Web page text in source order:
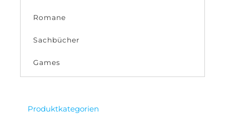
Romane
Sachbücher
Games
Produktkategorien